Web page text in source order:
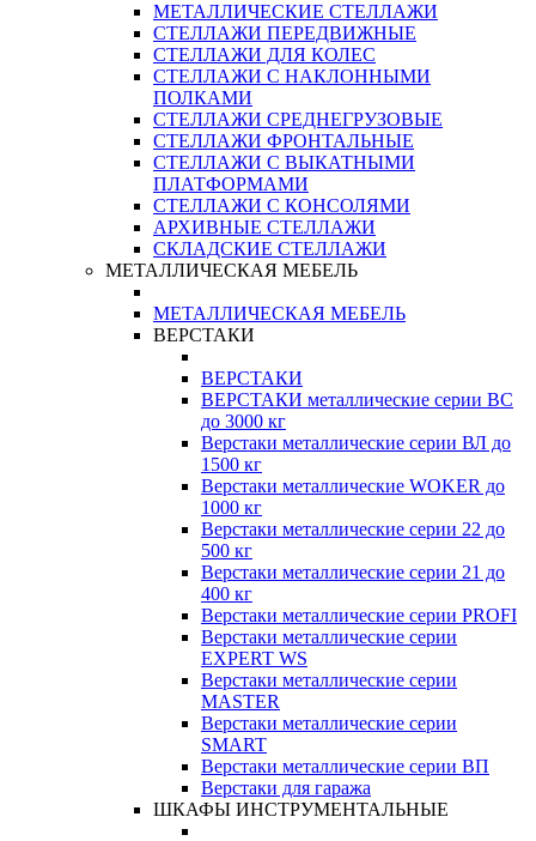
МЕТАЛЛИЧЕСКИЕ СТЕЛЛАЖИ
СТЕЛЛАЖИ ПЕРЕДВИЖНЫЕ
СТЕЛЛАЖИ ДЛЯ КОЛЕС
СТЕЛЛАЖИ С НАКЛОННЫМИ
ПОЛКАМИ
СТЕЛЛАЖИ СРЕДНЕГРУЗОВЫЕ
СТЕЛЛАЖИ ФРОНТАЛЬНЫЕ
СТЕЛЛАЖИ С ВЫКАТНЫМИ
ПЛАТФОРМАМИ
СТЕЛЛАЖИ С КОНСОЛЯМИ
АРХИВНЫЕ СТЕЛЛАЖИ
СКЛАДСКИЕ СТЕЛЛАЖИ
МЕТАЛЛИЧЕСКАЯ МЕБЕЛЬ
МЕТАЛЛИЧЕСКАЯ МЕБЕЛЬ
ВЕРСТАКИ
ВЕРСТАКИ
ВЕРСТАКИ металлические серии ВС
до 3000 кг
Верстаки металлические серии ВЛ до
1500 кг
Верстаки металлические WOKER до
1000 кг
Верстаки металлические серии 22 до
500 кг
Верстаки металлические серии 21 до
400 кг
Верстаки металлические серии PROFI
Верстаки металлические серии
EXPERT WS
Верстаки металлические серии
MASTER
Верстаки металлические серии
SMART
Верстаки металлические серии ВП
Верстаки для гаража
ШКАФЫ ИНСТРУМЕНТАЛЬНЫЕ